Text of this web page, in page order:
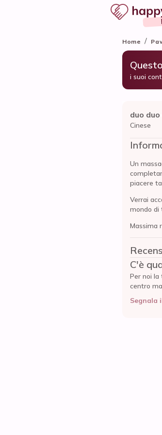
Home /
i suoi
duo
Cinese
Un
piacere
Verrai
mondo di
Massima
C'è
Per noi
centro
Segnala